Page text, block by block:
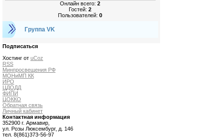
Онлайн всего:2
Гостей:2
Пользователей:0
Группа VK
Подписаться
Хостинг от uCoz
RSS
Минпросвещения РФ
МОНиМП КК
ИРО
ЦДОДД
ФИПИ
ЦОККО
Обратная связь
Личный кабинет
Контактная информация
352900 г. Армавир,
ул. Розы Люксембург, д. 146
тел. 8(861)373-56-97